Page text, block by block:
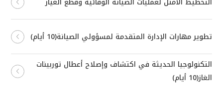
تطوير مهارات الإدارة المتقدمة لمسؤولي الصيانة(10 أيام)
التكنولوجيا الحديثة في اكتشاف وإصلاح أعطال توربينات
الغاز(10 أيام)